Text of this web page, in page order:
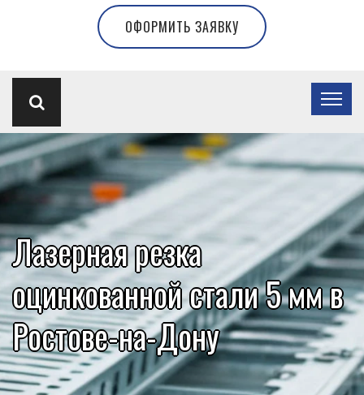
ОФОРМИТЬ ЗАЯВКУ
Лазерная резка
оцинкованной стали 5 мм в
Ростове-на-Дону